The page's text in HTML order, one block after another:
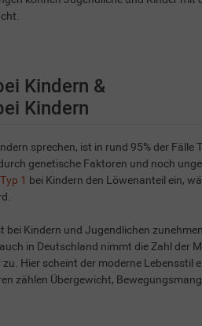
Kindern &
Kindern
sprechen, ist in rund 95% der
genetische Faktoren und noch
1 bei Kindern den Löwenanteil ein,
bei Kindern und Jugendlichen
in Deutschland nimmt die Zahl der
Hier scheint der moderne Lebensstil
zählen Übergewicht,